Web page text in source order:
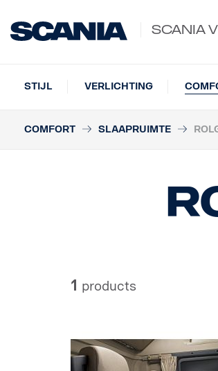
SCANIA
STIJL VERLICHTING
COMFORT SLAAPRUIMTE
1 products